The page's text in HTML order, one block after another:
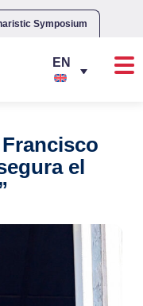
Symposium
el